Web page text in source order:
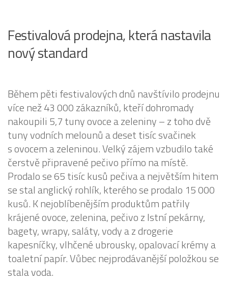
Festivalová prodejna, která nastavila
nový standard
Během pěti festivalových dnů navštívilo prodejnu
více než 43 000 zákazníků, kteří dohromady
nakoupili 5,7 tuny ovoce a zeleniny – z toho dvě
tuny vodních melounů a deset tisíc svačinek
s ovocem a zeleninou. Velký zájem vzbudilo také
čerstvě připravené pečivo přímo na místě.
Prodalo se 65 tisíc kusů pečiva a největším hitem
se stal anglický rohlík, kterého se prodalo 15 000
kusů. K nejoblíbenějším produktům patřily
krájené ovoce, zelenina, pečivo z lstní pekárny,
bagety, wrapy, saláty, vody a z drogerie
kapesníčky, vlhčené ubrousky, opalovací krémy a
toaletní papír. Vůbec nejprodávanější položkou se
stala voda.